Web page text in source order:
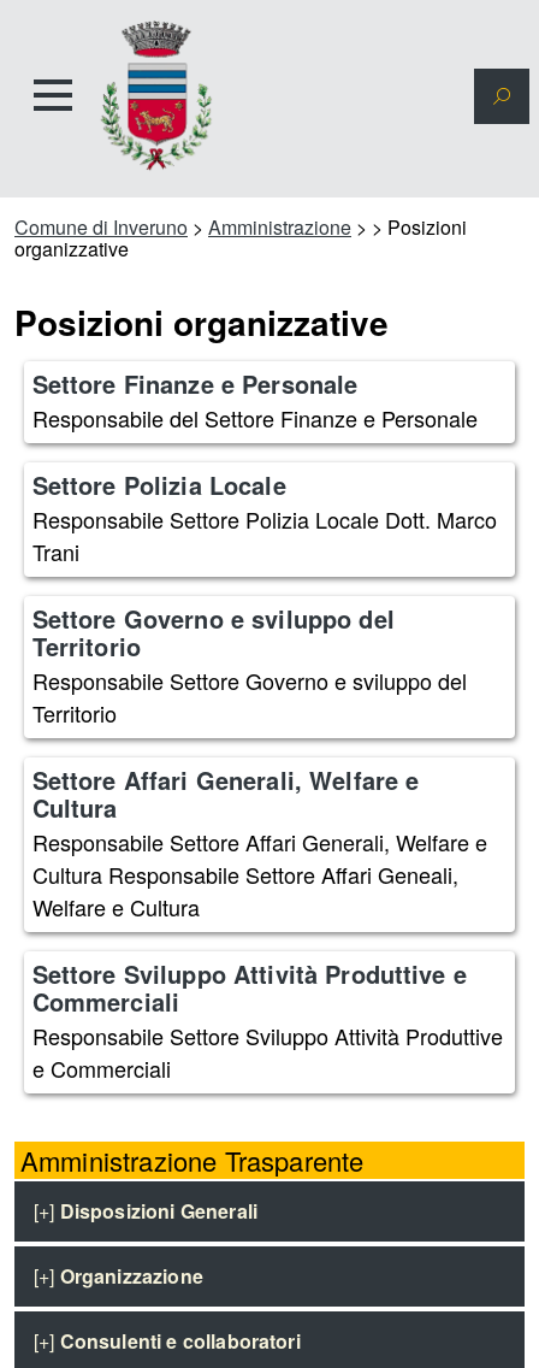
Comune di Inveruno > Amministrazione > > Posizioni
organizzative
Posizioni organizzative
Settore Finanze e Personale
Responsabile del Settore Finanze e Personale
Settore Polizia Locale
Responsabile Settore Polizia Locale Dott. Marco
Trani
Settore Governo e sviluppo del
Territorio
Responsabile Settore Governo e sviluppo del
Territorio
Settore Affari Generali, Welfare e
Cultura
Responsabile Settore Affari Generali, Welfare e
Cultura Responsabile Settore Affari Geneali,
Welfare e Cultura
Settore Sviluppo Attività Produttive e
Commerciali
Responsabile Settore Sviluppo Attività Produttive
e Commerciali
Amministrazione Trasparente
[+] Disposizioni Generali
[+] Organizzazione
[+] Consulenti e collaboratori